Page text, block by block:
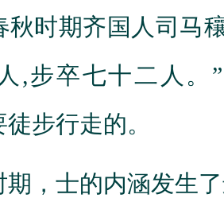
秋时期齐国人司马
,步卒七十二人。
步行走的。
士的内涵发生了